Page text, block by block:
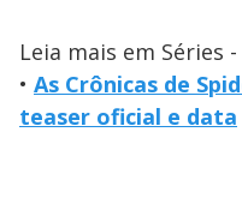
Leia mais em Séries
• As Crônicas de
teaser oficial e data